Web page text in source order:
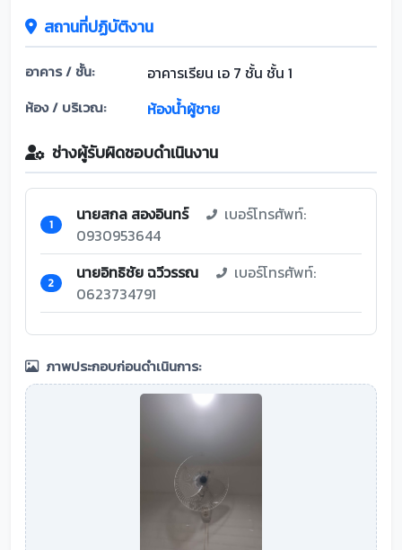
สถานที่ปฏิบัติงาน
อาคาร / ชั้น: อาคารเรียน เอ 7 ชั้น ชั้น 1
ห้อง / บริเวณ: ห้องน้ำผู้ชาย
ช่างผู้รับผิดชอบดำเนินงาน
1 นายสกล สองอินทร์
เบอร์โทรศัพท์:
0930953644
2 นายอิทธิชัย ฉวีวรรณ
เบอร์โทรศัพท์:
0623734791
ภาพประกอบก่อนดำเนินการ: